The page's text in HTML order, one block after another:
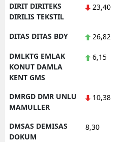
DIRIT DIRITEKS
DIRILIS TEKSTIL
23,40
DITAS DITAS BDY 26,82
DMLKTG EMLAK
KONUT DAMLA
KENT GMS
6,15
DMRGD DMR UNLU
MAMULLER
10,38
DMSAS DEMISAS
DOKUM
8,30